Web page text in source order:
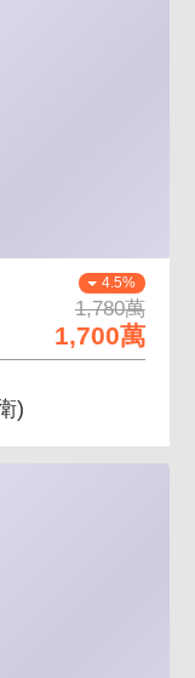
4.5%
1,780萬
1,700萬
)